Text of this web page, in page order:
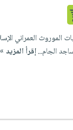
الموروث العمراني
الجام...إقرأ المزيد »